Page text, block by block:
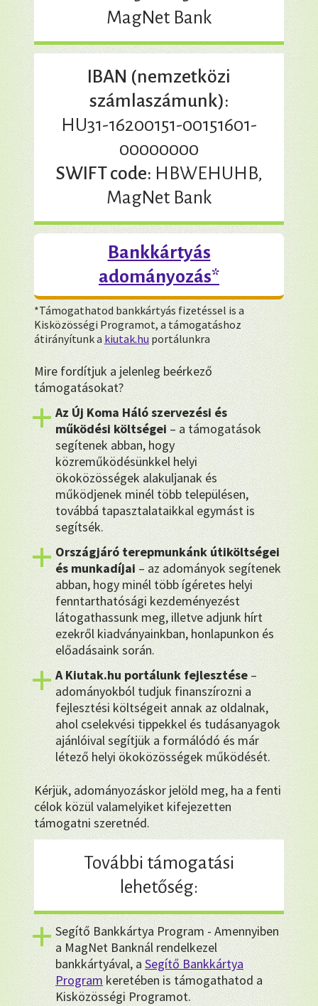
MagNet Bank
IBAN (nemzetközi
számlaszámunk):
HU31-16200151-00151601-
00000000
SWIFT code: HBWEHUHB,
MagNet Bank
Bankkártyás
adományozás*
*Támogathatod bankkártyás fizetéssel is a
Kisközösségi Programot, a támogatáshoz
átirányítunk akiutak.huportálunkra
Mire fordítjuk a jelenleg beérkező
támogatásokat?
Az Új Koma Háló szervezési és
működési költségei– a támogatások
segítenek abban, hogy
közreműködésünkkel helyi
ökoközösségek alakuljanak és
működjenek minél több településen,
továbbá tapasztalataikkal egymást is
segítsék.
Országjáró terepmunkánk útiköltségei
és munkadíjai– az adományok segítenek
abban, hogy minél több ígéretes helyi
fenntarthatósági kezdeményezést
látogathassunk meg, illetve adjunk hírt
ezekről kiadványainkban, honlapunkon és
előadásaink során.
A Kiutak.hu portálunk fejlesztése–
adományokból tudjuk finanszírozni a
fejlesztési költségeit annak az oldalnak,
ahol cselekvési tippekkel és tudásanyagok
ajánlóival segítjük a formálódó és már
létező helyi ökoközösségek működését.
Kérjük, adományozáskor jelöld meg, ha a fenti
célok közül valamelyiket kifejezetten
támogatni szeretnéd.
További támogatási
lehetőség:
Segítő Bankkártya Program - Amennyiben
a MagNet Banknál rendelkezel
bankkártyával, aSegítő Bankkártya
Programkeretében is támogathatod a
Kisközösségi Programot.